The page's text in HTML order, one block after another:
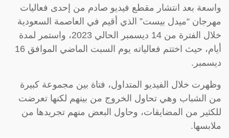
واسعة بعد انتشار مقطع فيديو صادم من إحدى فعاليات
مهرجان “ميدل بيست” الذي أقيم في العاصمة السعودية
خلال الفترة من 14 ديسمبر الحالي 2023، واستمر لمدة
أيام، حيث اختتم فعالياته يوم السبت الماضي الموافق 16
ديسمبر.
وظهرت خلال الفيديو المتداول، فتاة بين مجموعة كبيرة
من الشباب وهي تحاول الخروج من بينهم لكنها تعرضت
للكثير من المضايقات، وحاول البعض منهم تجريدها من
ملابسها.